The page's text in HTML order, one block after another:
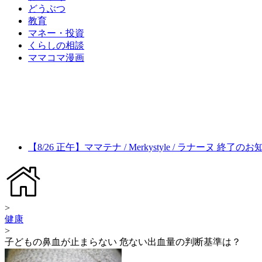
どうぶつ
教育
マネー・投資
くらしの相談
ママコマ漫画
【8/26 正午】ママテナ / Merkystyle / ラナーヌ 終了のお
>
健康
>
子どもの鼻血が止まらない 危ない出血量の判断基準は？